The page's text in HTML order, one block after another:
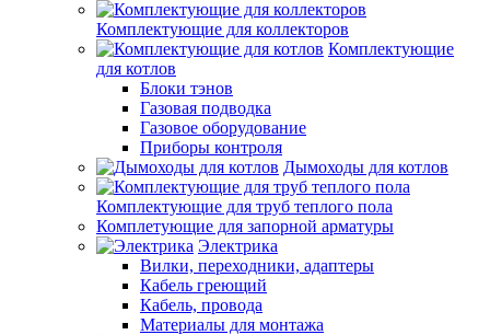
Комплектующие для коллекторов
Комплектующие
для котлов
Блоки тэнов
Газовая подводка
Газовое оборудование
Приборы контроля
Дымоходы для котлов
Комплектующие для труб теплого пола
Комплетующие для запорной арматуры
Электрика
Вилки, переходники, адаптеры
Кабель греющий
Кабель, провода
Материалы для монтажа